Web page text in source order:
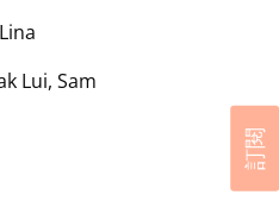
Lui, Sam
訂閱